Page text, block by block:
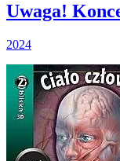
Uwaga!
2024